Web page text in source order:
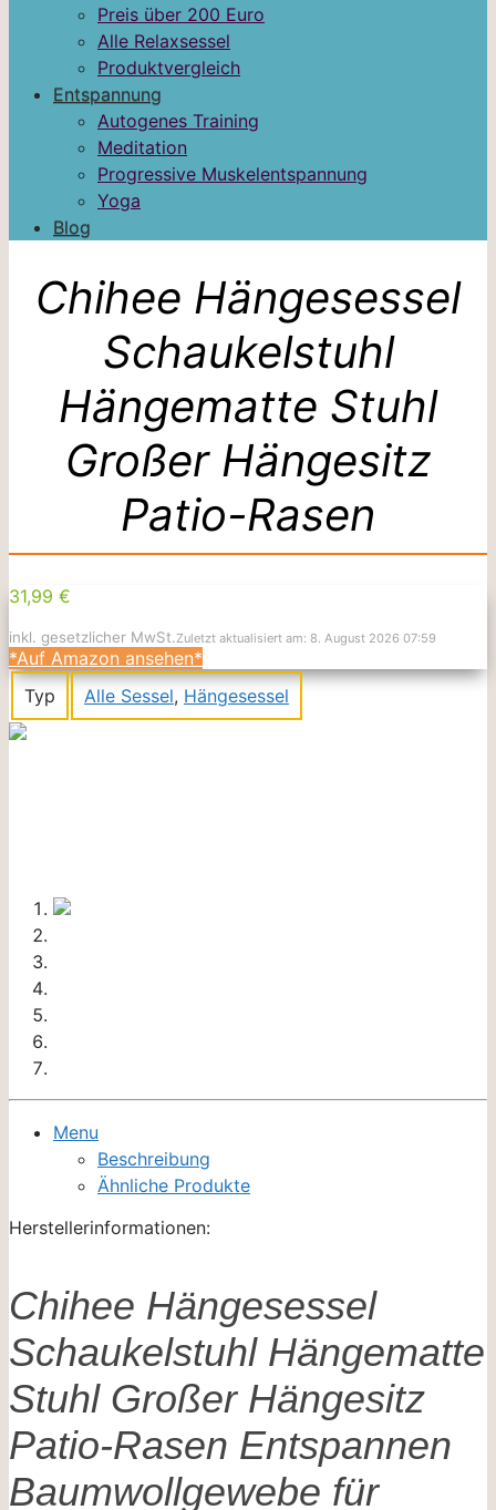
Preis über 200 Euro
Alle Relaxsessel
Produktvergleich
Entspannung
Autogenes Training
Meditation
Progressive Muskelentspannung
Yoga
Blog
Chihee Hängesessel
Schaukelstuhl
Hängematte Stuhl
Großer Hängesitz
Patio-Rasen
31,99 €
inkl. gesetzlicher MwSt.Zuletzt aktualisiert am: 8. August 2026 07:59
*Auf Amazon ansehen*
Typ
Alle Sessel, Hängesessel
Menu
Beschreibung
Ähnliche Produkte
Herstellerinformationen:
Chihee Hängesessel
Schaukelstuhl Hängematte
Stuhl Großer Hängesitz
Patio-Rasen Entspannen
Baumwollgewebe für